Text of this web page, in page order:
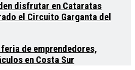
disfrutar en Cataratas
el Circuito Garganta del
de emprendedores,
en Costa Sur